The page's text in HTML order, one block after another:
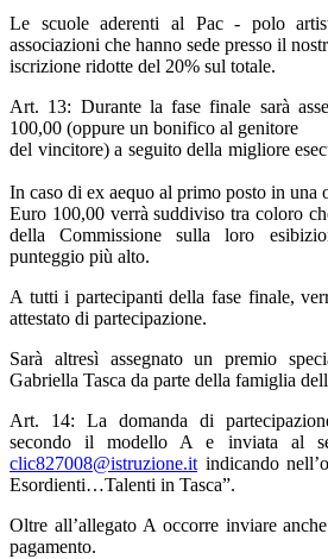
Le scuole aderenti al Pac - polo
associazioni che hanno sede presso il
iscrizione ridotte del 20% sul totale.
Art. 13: Durante la fase finale sarà
100,00 (oppure un bonifico al genitore
del vincitore) a seguito della migliore
In caso di ex aequo al primo posto in una
Euro 100,00 verrà suddiviso tra coloro
della Commissione sulla loro
punteggio più alto.
A tutti i partecipanti della fase finale,
attestato di partecipazione.
Sarà altresì assegnato un premio
Gabriella Tasca da parte della famiglia
Art. 14: La domanda di
secondo il modello A e inviata al
clic827008@istruzione.it indicando
Esordienti…Talenti in Tasca”.
Oltre all’allegato A occorre inviare
pagamento.